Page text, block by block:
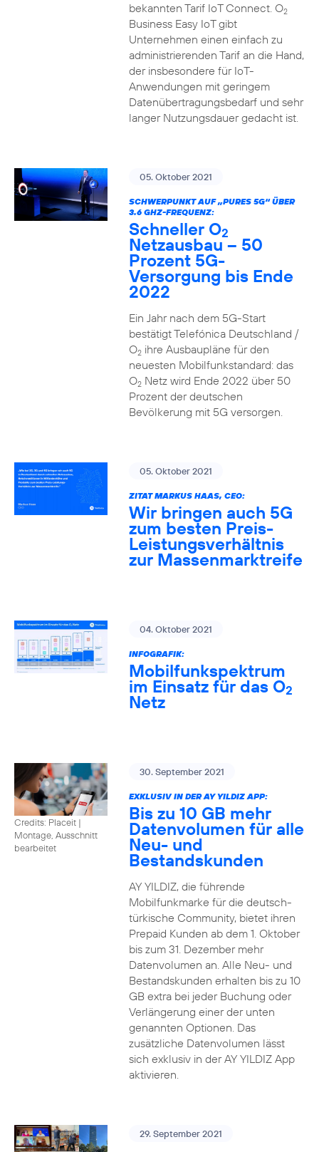
bekannten Tarif IoT Connect. O2
Business Easy IoT gibt
Unternehmen einen einfach zu
administrierenden Tarif an die Hand,
der insbesondere für IoT-
Anwendungen mit geringem
Datenübertragungsbedarf und sehr
langer Nutzungsdauer gedacht ist.
05. Oktober 2021
SCHWERPUNKT AUF „PURES 5G“ ÜBER
3.6 GHZ-FREQUENZ:
Schneller O2
Netzausbau – 50
Prozent 5G-
Versorgung bis Ende
2022
Ein Jahr nach dem 5G-Start
bestätigt Telefónica Deutschland /
O2ihre Ausbaupläne für den
neuesten Mobilfunkstandard: das
O2Netz wird Ende 2022 über 50
Prozent der deutschen
Bevölkerung mit 5G versorgen.
05. Oktober 2021
ZITAT MARKUS HAAS, CEO:
Wir bringen auch 5G
zum besten Preis-
Leistungsverhältnis
zur Massenmarktreife
04. Oktober 2021
INFOGRAFIK:
Mobilfunkspektrum
im Einsatz für das O2
Netz
Credits: Placeit |
Montage, Ausschnitt
bearbeitet
30. September 2021
EXKLUSIV IN DER AY YILDIZ APP:
Bis zu 10 GB mehr
Datenvolumen für alle
Neu- und
Bestandskunden
AY YILDIZ, die führende
Mobilfunkmarke für die deutsch-
türkische Community, bietet ihren
Prepaid Kunden ab dem 1. Oktober
bis zum 31. Dezember mehr
Datenvolumen an. Alle Neu- und
Bestandskunden erhalten bis zu 10
GB extra bei jeder Buchung oder
Verlängerung einer der unten
genannten Optionen. Das
zusätzliche Datenvolumen lässt
sich exklusiv in der AY YILDIZ App
aktivieren.
29. September 2021